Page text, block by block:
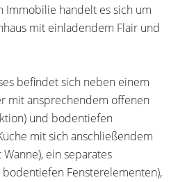
Immobilie handelt es sich um
mit einladendem Flair und
befindet sich neben einem
mit ansprechendem offenen
und bodentiefen
mit sich anschließendem
ein separates
Fensterelementen),